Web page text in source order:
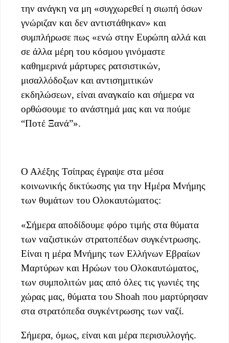
την ανάγκη να μη «συγχωρεθεί η σιωπή όσων
γνώριζαν και δεν αντιστάθηκαν» και
συμπλήρωσε πως «ενώ στην Ευρώπη αλλά και
σε άλλα μέρη του κόσμου γινόμαστε
καθημερινά μάρτυρες ρατσιστικών,
μισαλλόδοξων και αντισημιτικών
εκδηλώσεων, είναι αναγκαίο και σήμερα να
ορθώσουμε το ανάστημά μας και να πούμε
“Ποτέ Ξανά”».
Ο Αλέξης Τσίπρας έγραψε στα μέσα
κοινωνικής δικτύωσης για την Ημέρα Μνήμης
των θυμάτων του Ολοκαυτώματος:
«Σήμερα αποδίδουμε φόρο τιμής στα θύματα
των ναζιστικών στρατοπέδων συγκέντρωσης.
Είναι η μέρα Μνήμης των Ελλήνων Εβραίων
Μαρτύρων και Ηρώων του Ολοκαυτώματος,
των συμπολιτών μας από όλες τις γωνιές της
χώρας μας, θύματα του Shoah που μαρτύρησαν
στα στρατόπεδα συγκέντρωσης των ναζί.
Σήμερα, όμως, είναι και μέρα περισυλλογής.